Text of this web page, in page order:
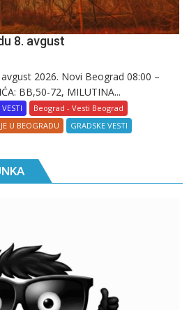
8. avgust
2026. Novi Beograd 08:00 –
BB,50-72, MILUTINA...
Beograd - Vesti Beograd
U BEOGRADU
GRADSKE VESTI